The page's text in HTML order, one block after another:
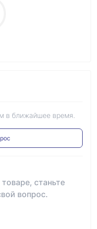
в ближайшее время.
станьте
вопрос.